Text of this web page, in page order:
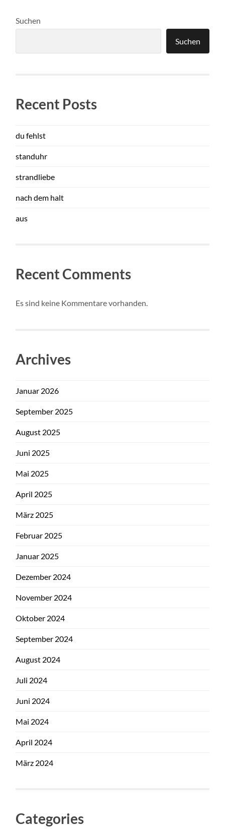
Suchen
Suchen
Recent Posts
du fehlst
standuhr
strandliebe
nach dem halt
aus
Recent Comments
Es sind keine Kommentare vorhanden.
Archives
Januar 2026
September 2025
August 2025
Juni 2025
Mai 2025
April 2025
März 2025
Februar 2025
Januar 2025
Dezember 2024
November 2024
Oktober 2024
September 2024
August 2024
Juli 2024
Juni 2024
Mai 2024
April 2024
März 2024
Categories